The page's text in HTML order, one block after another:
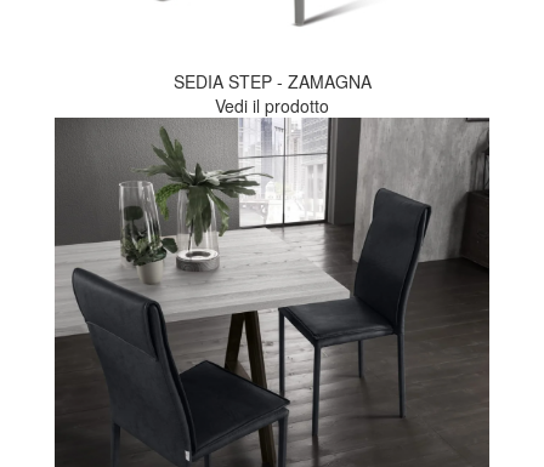
SEDIA STEP - ZAMAGNA
Vedi il prodotto